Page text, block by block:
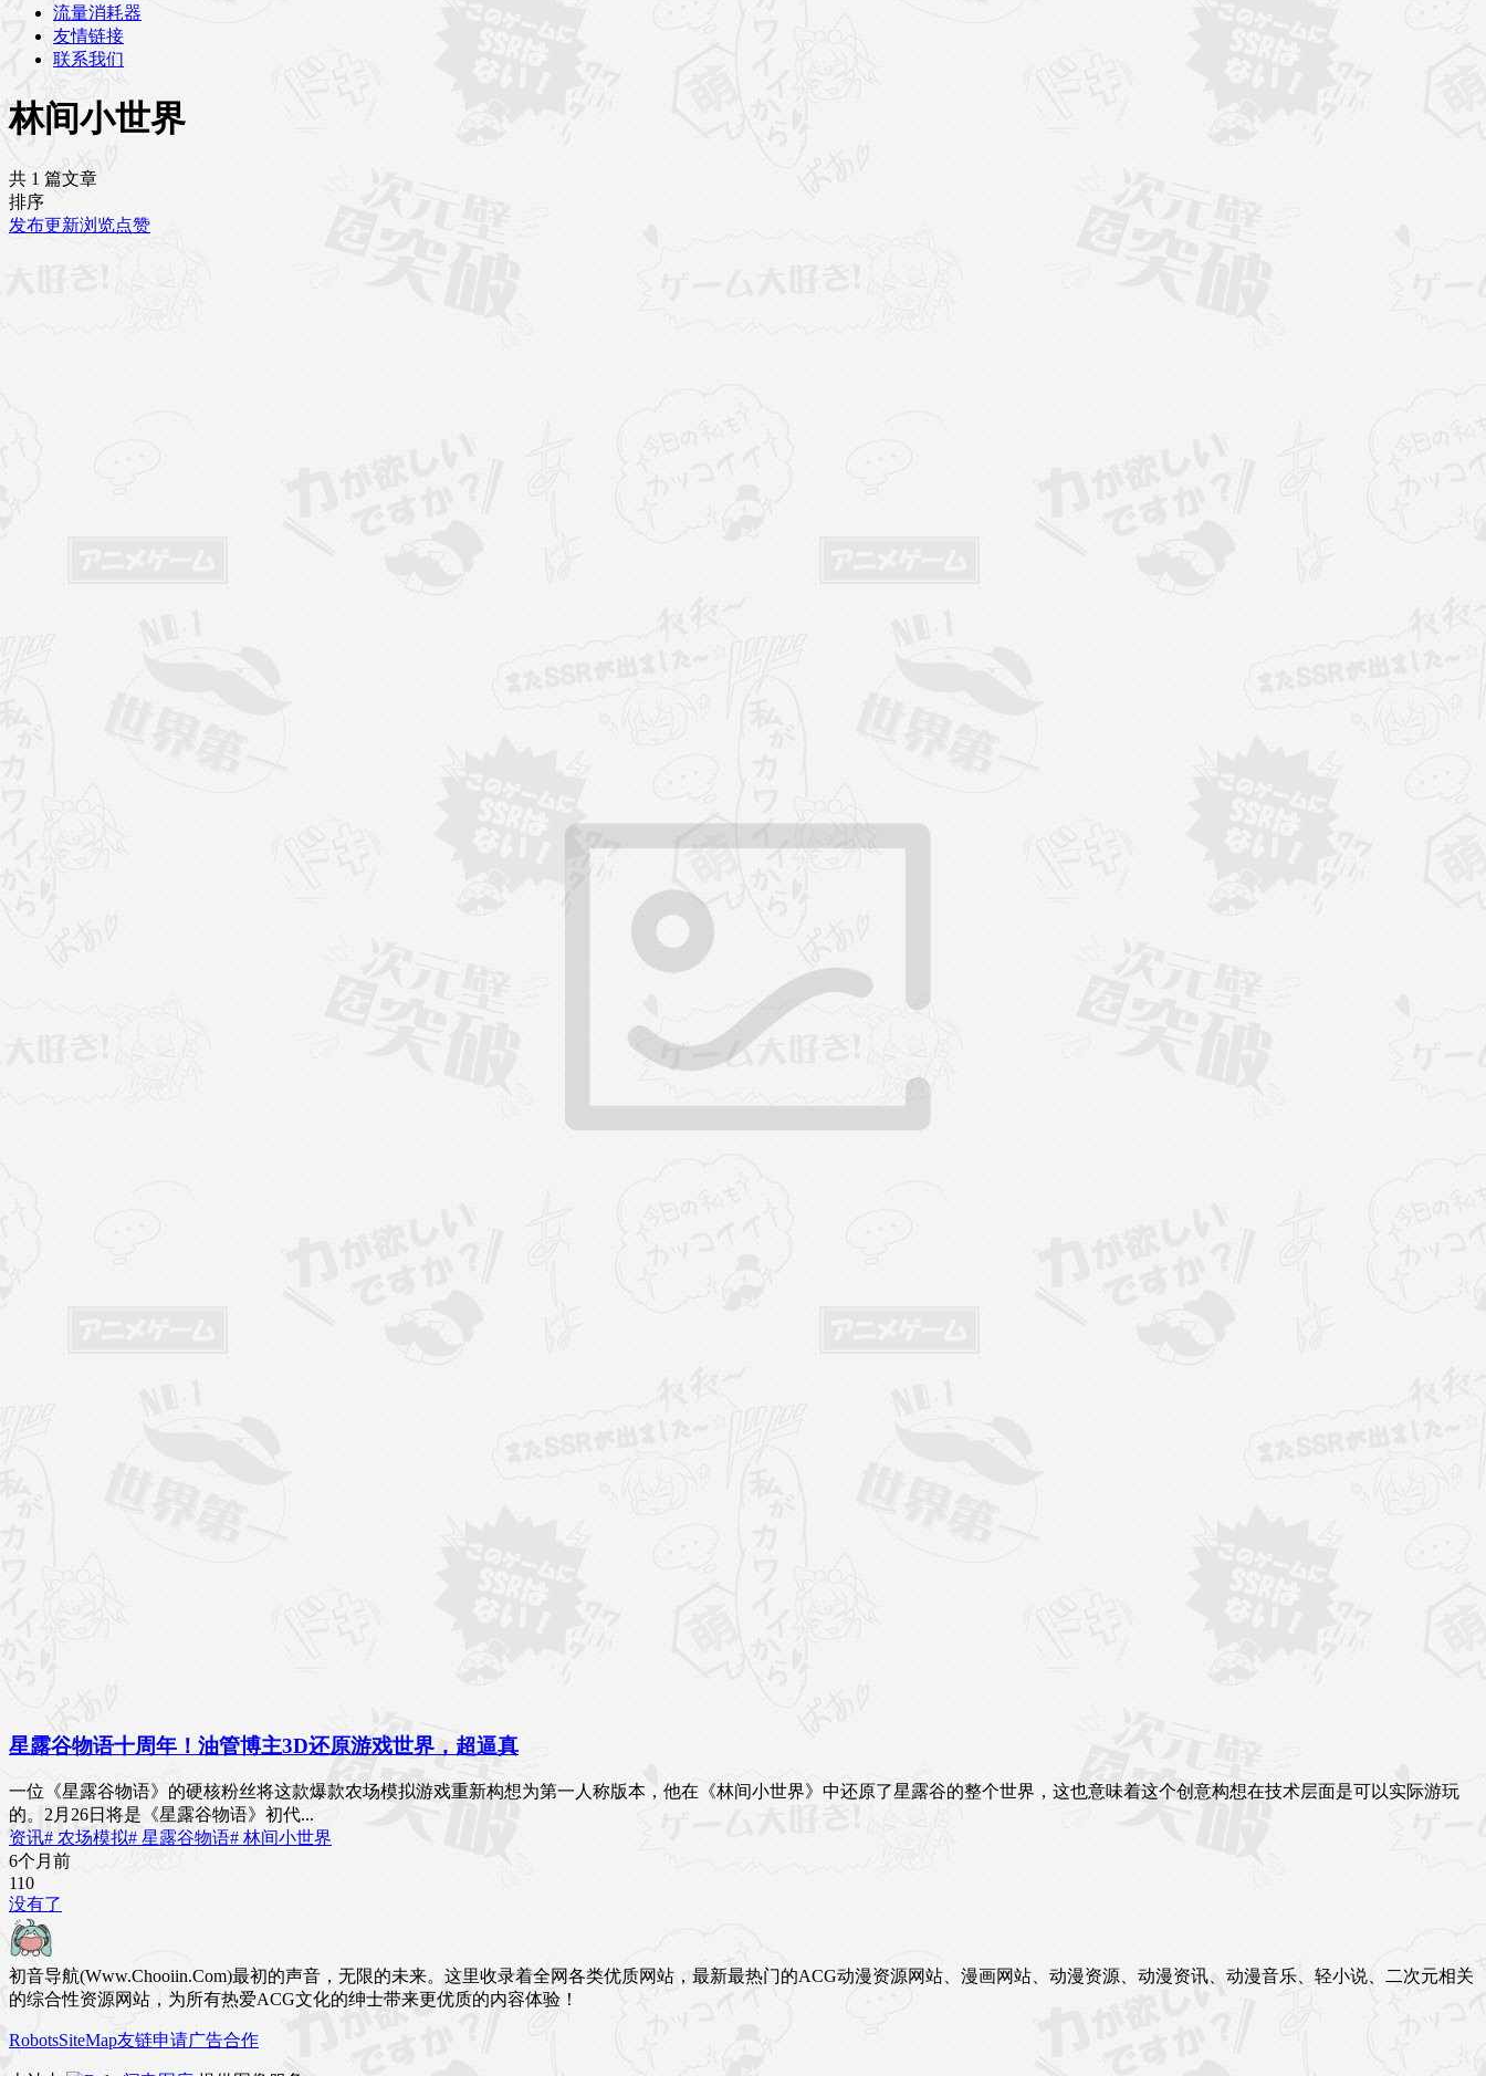
流量消耗器
友情链接
联系我们
林间小世界
共 1 篇文章
排序
发布更新浏览点赞
星露谷物语十周年！油管博主3D还原游戏世界，超逼真
一位《星露谷物语》的硬核粉丝将这款爆款农场模拟游戏重新构想为第一人称版本，他在《林间小世界》中还原了星露谷的整个世界，这也意味着这个创意构想在技术层面是可以实际游玩
的。2月26日将是《星露谷物语》初代...
资讯# 农场模拟# 星露谷物语# 林间小世界
6个月前
110
没有了
初音导航(Www.Chooiin.Com)最初的声音，无限的未来。这里收录着全网各类优质网站，最新最热门的ACG动漫资源网站、漫画网站、动漫资源、动漫资讯、动漫音乐、轻小说、二次元相关
的综合性资源网站，为所有热爱ACG文化的绅士带来更优质的内容体验！
RobotsSiteMap友链申请广告合作